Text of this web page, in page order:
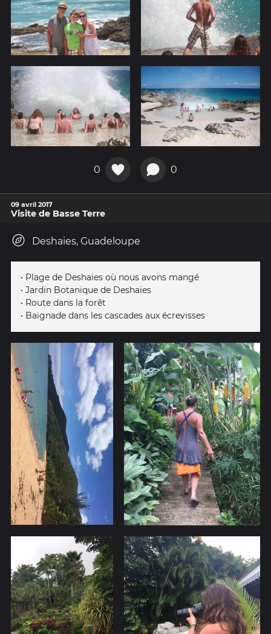
0 0
09 avril 2017
Visite de Basse Terre
Deshaies, Guadeloupe
• Plage de Deshaies où nous avons mangé
• Jardin Botanique de Deshaies
• Route dans la forêt
• Baignade dans les cascades aux écrevisses